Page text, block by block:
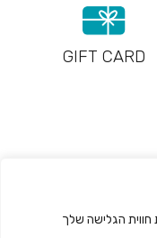
GIFT CARD